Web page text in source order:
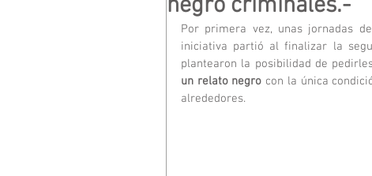
negro criminales.-
Por primera vez, unas jornadas
iniciativa partió al finalizar la
un relato negro con la única
alrededores.